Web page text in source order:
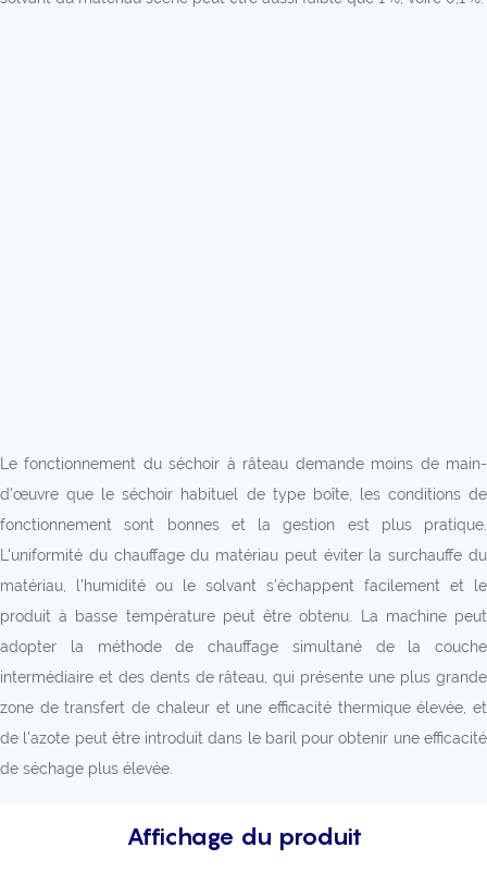
Le fonctionnement du séchoir à râteau demande moins de main-
d'œuvre que le séchoir habituel de type boîte, les conditions de
fonctionnement sont bonnes et la gestion est plus pratique.
L'uniformité du chauffage du matériau peut éviter la surchauffe du
matériau, l'humidité ou le solvant s'échappent facilement et le
produit à basse température peut être obtenu. La machine peut
adopter la méthode de chauffage simultané de la couche
intermédiaire et des dents de râteau, qui présente une plus grande
zone de transfert de chaleur et une efficacité thermique élevée, et
de l'azote peut être introduit dans le baril pour obtenir une efficacité
de séchage plus élevée.
Affichage du produit